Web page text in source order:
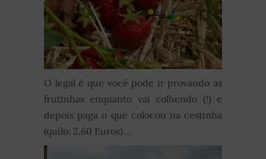
O legal é que você pode ir provando as
frutinhas enquanto vai colhendo (!) e
depois paga o que colocou na cestinha
(quilo: 2,60 Euros)…